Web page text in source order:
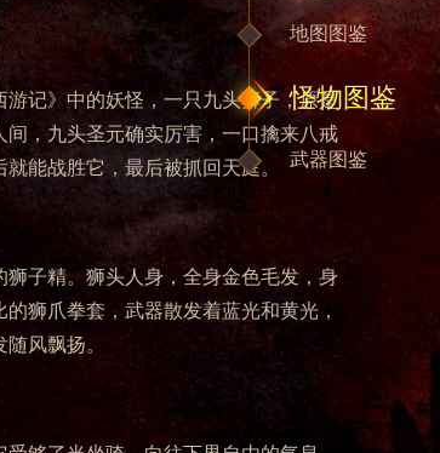
地图图鉴
怪物图鉴
武器图鉴
记》中的妖怪，一只九头狮子，原是
，九头圣元确实厉害，一口擒来八戒
能战胜它，最后被抓回天庭。
子精。狮头人身，全身金色毛发，身
狮爪拳套，武器散发着蓝光和黄光，
风飘扬。